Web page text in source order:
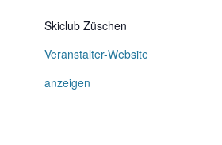
Skiclub Züschen
Veranstalter-Website
anzeigen